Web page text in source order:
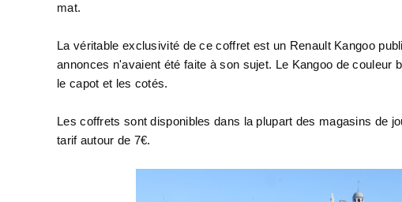
mat.
La véritable exclusivité de ce coffret est un Renault Kangoo
annonces n'avaient été faite à son sujet. Le Kangoo de
le capot et les cotés.
Les coffrets sont disponibles dans la plupart des magasins de
tarif autour de 7€.